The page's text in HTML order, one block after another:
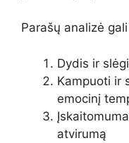
Parašų analizė
Dydis ir
Kampuoti ir
emocinį
atvirumą